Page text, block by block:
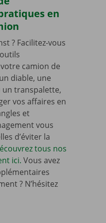
en
? Facilitez-vous
camion de
diable, une
transpalette,
vos affaires en
et
vous
d’éviter la
tous nos
ici. Vous avez
? N’hésitez